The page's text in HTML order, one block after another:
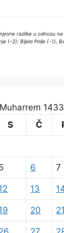
razlike u odnosu
(-2); Bijelo Polje (-1),
Muharrem 1433
S Č
6 7
13
20 21